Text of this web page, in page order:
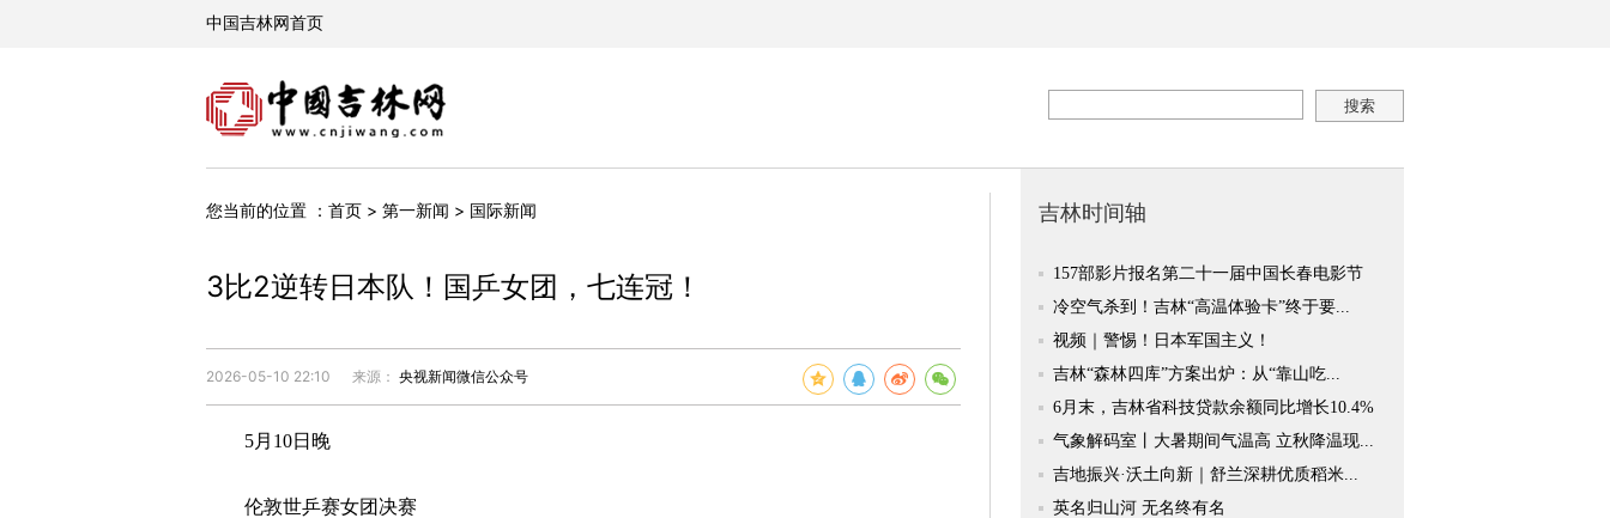
您当前的位置 ： 首页 > 第一新闻 > 国际新闻
3比2逆转日本队！国乒女团，七连冠！
2026-05-10 22:10 来源： 央视新闻微信公众号
5月10日晚
伦敦世乒赛女团决赛